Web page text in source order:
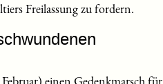
Freilassung zu fordern.